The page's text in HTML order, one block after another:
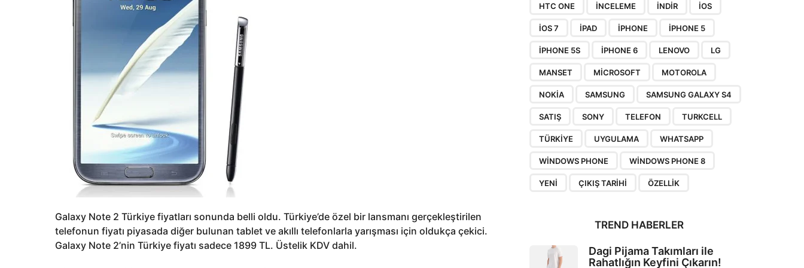
Galaxy Note 2 Türkiye fiyatları sonunda belli oldu. Türkiye’de özel bir lansmanı gerçekleştirilen
telefonun fiyatı piyasada diğer bulunan tablet ve akıllı telefonlarla yarışması için oldukça çekici.
Galaxy Note 2’nin Türkiye fiyatı sadece 1899 TL. Üstelik KDV dahil.
HTC ONE INCELEME INDIR IOS
IOS 7 IPAD IPHONE IPHONE 5
IPHONE 5S IPHONE 6 LENOVO LG
MANSET MICROSOFT MOTOROLA
NOKIA SAMSUNG SAMSUNG GALAXY S4
SATIŞ SONY TELEFON TURKCELL
TÜRKIYE UYGULAMA WHATSAPP
WINDOWS PHONE WINDOWS PHONE 8
YENI ÇIKIŞ TARIHI ÖZELLIK
TREND HABERLER
Dagi Pijama Takımları ile
Rahatlığın Keyfini Çıkarın!